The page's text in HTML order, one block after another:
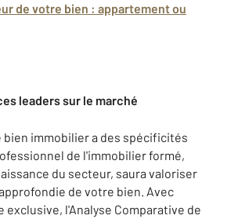
de votre bien : appartement ou
leaders sur le marché
immobilier a des spécificités
de l'immobilier formé,
du secteur, saura valoriser
de votre bien. Avec
exclusive, l'Analyse Comparative de